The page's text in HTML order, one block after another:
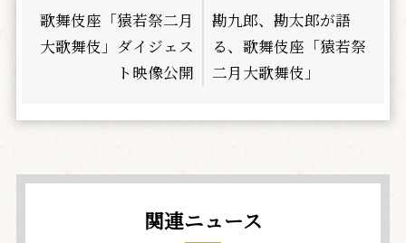
歌舞伎座「猿若祭二月
大歌舞伎」ダイジェス
ト映像公開
勘九郎、勘太郎が語
る、歌舞伎座「猿若祭
二月大歌舞伎」
関連ニュース